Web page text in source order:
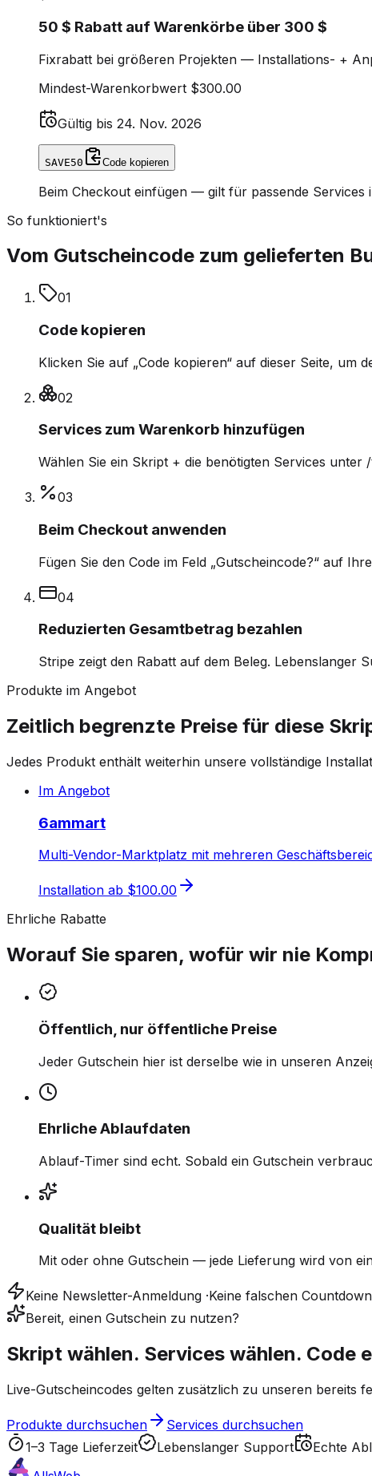
50 $ Rabatt auf Warenkörbe über 300 $
Fixrabatt bei größeren Projekten — Installations- +
Mindest-Warenkorbwert $300.00
Gültig bis 24. Nov. 2026
SAVE50 Code kopieren
Beim Checkout einfügen — gilt für passende Services
So funktioniert's
Vom Gutscheincode zum gelieferten
01
Code kopieren
Klicken Sie auf „Code kopieren“ auf dieser Seite, um
02
Services zum Warenkorb hinzufügen
Wählen Sie ein Skript + die benötigten Services
03
Beim Checkout anwenden
Fügen Sie den Code im Feld „Gutscheincode?“ auf
04
Reduzierten Gesamtbetrag bezahlen
Stripe zeigt den Rabatt auf dem Beleg. Lebenslanger
Produkte im Angebot
Zeitlich begrenzte Preise für diese
Jedes Produkt enthält weiterhin unsere vollständige
Im Angebot
6ammart
Multi-Vendor-Marktplatz mit mehreren
Installation ab $100.00
Ehrliche Rabatte
Worauf Sie sparen, wofür wir nie
Öffentlich, nur öffentliche Preise
Jeder Gutschein hier ist derselbe wie in unseren
Ehrliche Ablaufdaten
Ablauf-Timer sind echt. Sobald ein Gutschein
Qualität bleibt
Mit oder ohne Gutschein — jede Lieferung wird von
Keine Newsletter-Anmeldung ·Keine falschen
Bereit, einen Gutschein zu nutzen?
Skript wählen. Services wählen. Code
Live-Gutscheincodes gelten zusätzlich zu unseren bereits
Produkte durchsuchen
Services durchsuchen
1–3 Tage Lieferzeit
Lebenslanger Support
Echte